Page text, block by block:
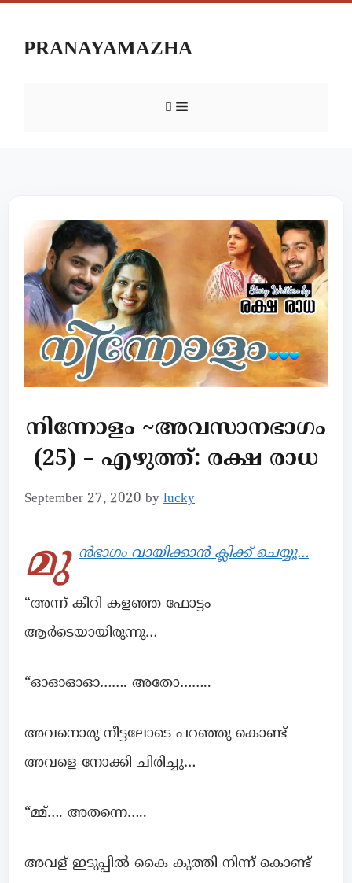
PRANAYAMAZHA
നിന്നോളം ~അവസാനഭാഗം
(25) – എഴുത്ത്: രക്ഷ രാധ
September 27, 2020 by lucky
മു ൻഭാഗം വായിക്കാൻ ക്ലിക്ക് ചെയ്യൂ…
“അന്ന് കീറി കളഞ്ഞ ഫോട്ടം
ആർടെയായിരുന്നു…
“ഓഓഓഓ……. അതോ……..
അവനൊരു നീട്ടലോടെ പറഞ്ഞു കൊണ്ട്
അവളെ നോക്കി ചിരിച്ചു…
“മ്മ്…. അതന്നെ…..
അവള് ഇടുപ്പിൽ കൈ കുത്തി നിന്ന് കൊണ്ട്